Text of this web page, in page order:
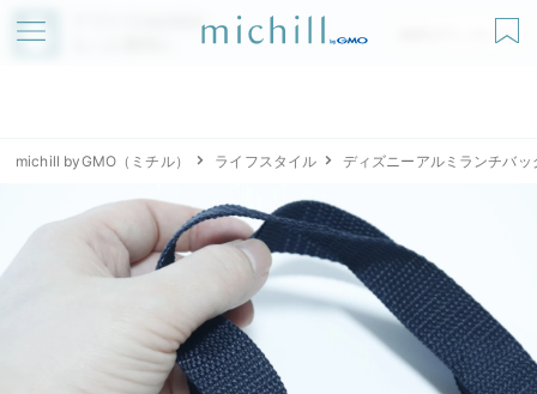
アプリでmichillが
無料ダウンロード
michill byGMO（ミチル） ライフスタイル ディズニーアルミランチバッ